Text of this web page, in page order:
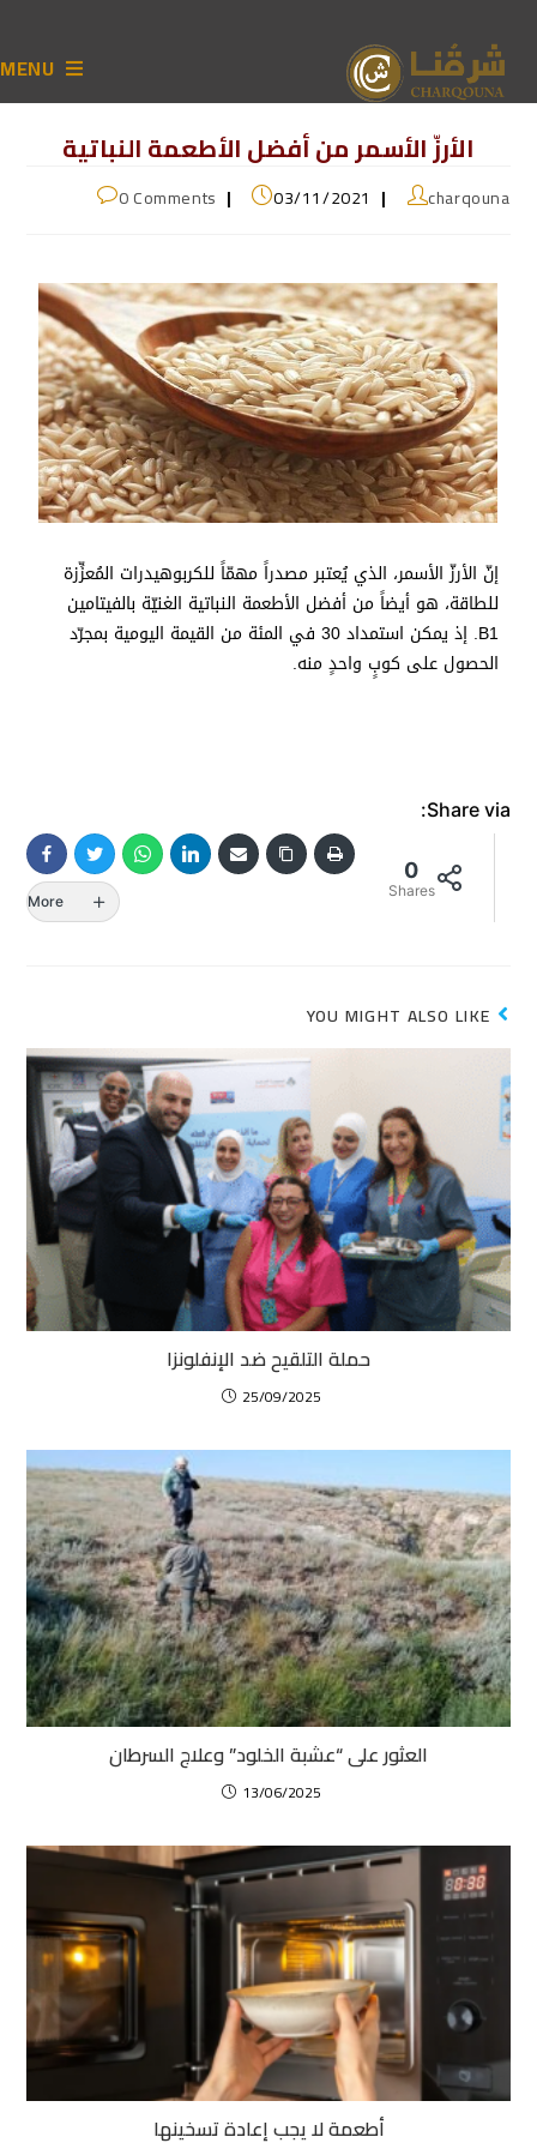
MENU
الأرزّ الأسمر من أفضل الأطعمة النباتية
charqouna
03/11/2021
0 Comments
إنّ الأرزّ الأسمر، الذي يُعتبر مصدراً مهمّاً للكربوهيدرات المُعزِّزة
للطاقة، هو أيضاً من أفضل الأطعمة النباتية الغنيّة بالفيتامين
B1. إذ يمكن استمداد 30 في المئة من القيمة اليومية بمجرّد
الحصول على كوبٍ واحدٍ منه.
Share via:
0
Shares
More
YOU MIGHT ALSO LIKE
حملة التلقيح ضد الإنفلونزا
25/09/2025
العثور على “عشبة الخلود” وعلاج السرطان
13/06/2025
أطعمة لا يجب إعادة تسخينها